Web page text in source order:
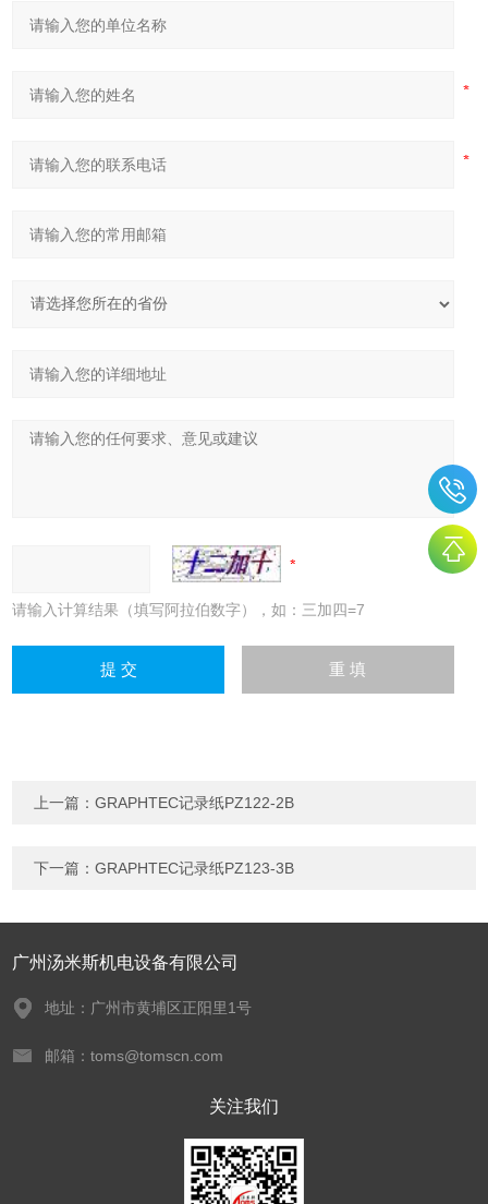
请输入计算结果（填写阿拉伯数字），如：三加四=7
上一篇：GRAPHTEC记录纸PZ122-2B
下一篇：GRAPHTEC记录纸PZ123-3B
广州汤米斯机电设备有限公司
地址：广州市黄埔区正阳里1号
邮箱：toms@tomscn.com
关注我们